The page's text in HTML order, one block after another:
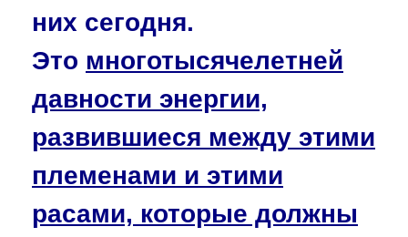
них сегодня.
Это многотысячелетней
давности энергии,
развившиеся между этими
племенами и этими
расами, которые должны